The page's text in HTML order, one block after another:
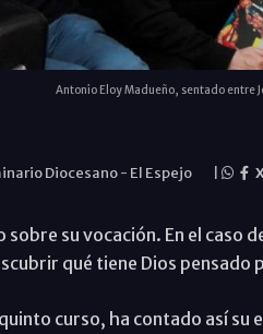
Antonio Eloy Madueño, sentado entre
Diocesano- El Espejo
su vocación. En el caso
qué tiene Dios
curso, ha contado así